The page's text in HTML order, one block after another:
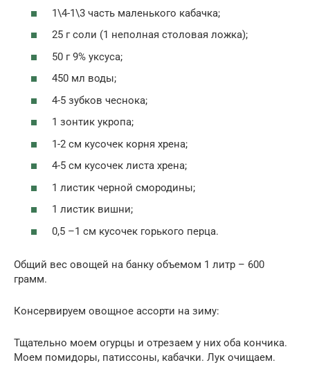
1\4-1\3 часть маленького кабачка;
25 г соли (1 неполная столовая ложка);
50 г 9% уксуса;
450 мл воды;
4-5 зубков чеснока;
1 зонтик укропа;
1-2 см кусочек корня хрена;
4-5 см кусочек листа хрена;
1 листик черной смородины;
1 листик вишни;
0,5 –1 см кусочек горького перца.
Общий вес овощей на банку объемом 1 литр – 600
грамм.
Консервируем овощное ассорти на зиму:
Тщательно моем огурцы и отрезаем у них оба кончика.
Моем помидоры, патиссоны, кабачки. Лук очищаем.